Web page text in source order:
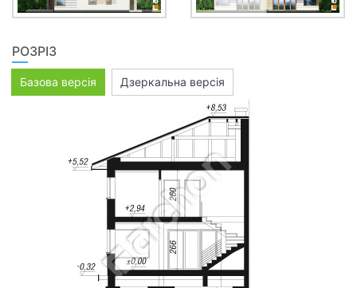
РОЗРІЗ
Базова версія Дзеркальна версія